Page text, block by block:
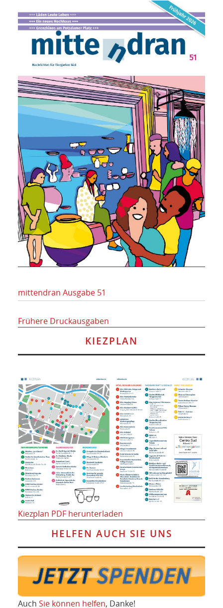
mittendran Ausgabe 51
Frühere Druckausgaben
KIEZPLAN
Kiezplan PDF herunterladen
HELFEN AUCH SIE UNS
Auch Sie können helfen, Danke!